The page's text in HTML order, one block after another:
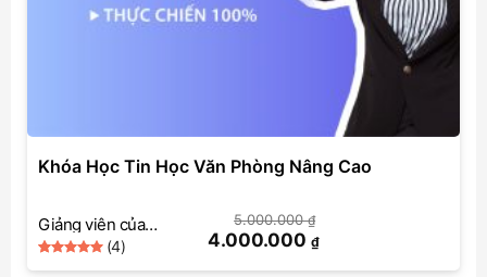
Khóa Học Tin Học Văn Phòng Nâng Cao
Giảng viên của
SkillMall
5
(4)
5.000.000₫
4.000.000 ₫